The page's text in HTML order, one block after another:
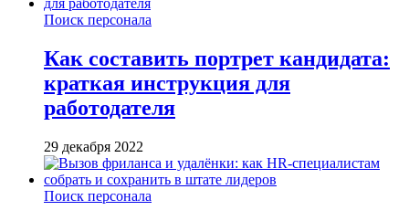
Поиск персонала
Как составить портрет кандидата:
краткая инструкция для
работодателя
29 декабря 2022
Поиск персонала